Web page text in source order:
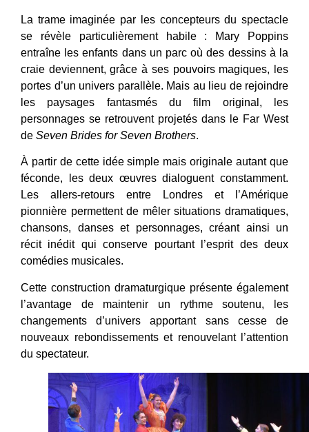
La trame imaginée par les concepteurs du spectacle
se révèle particulièrement habile : Mary Poppins
entraîne les enfants dans un parc où des dessins à la
craie deviennent, grâce à ses pouvoirs magiques, les
portes d’un univers parallèle. Mais au lieu de rejoindre
les paysages fantasmés du film original, les
personnages se retrouvent projetés dans le Far West
de Seven Brides for Seven Brothers.
À partir de cette idée simple mais originale autant que
féconde, les deux œuvres dialoguent constamment.
Les allers-retours entre Londres et l’Amérique
pionnière permettent de mêler situations dramatiques,
chansons, danses et personnages, créant ainsi un
récit inédit qui conserve pourtant l’esprit des deux
comédies musicales.
Cette construction dramaturgique présente également
l’avantage de maintenir un rythme soutenu, les
changements d’univers apportant sans cesse de
nouveaux rebondissements et renouvelant l’attention
du spectateur.